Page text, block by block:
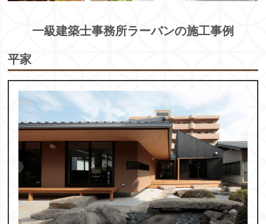
一級建築士事務所ラーバンの施工事例
平家